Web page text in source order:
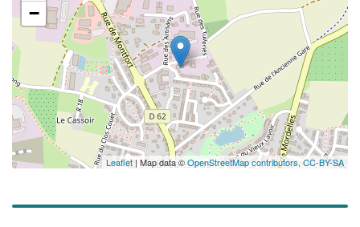
−
Leaflet| Map data ©OpenStreetMap contributors,CC-BY-SA